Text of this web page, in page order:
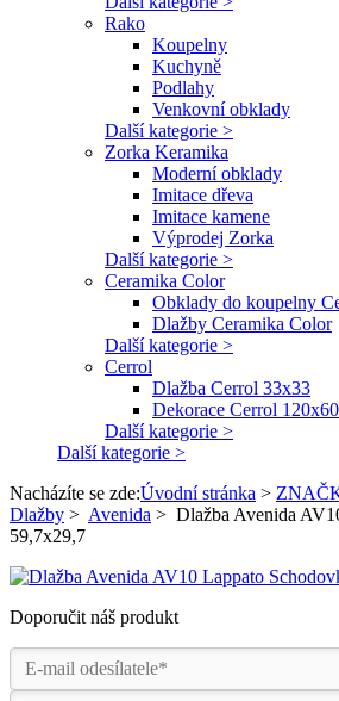
Rako
Koupelny
Kuchyně
Podlahy
Venkovní obklady
Další kategorie >
Zorka Keramika
Moderní obklady
Imitace dřeva
Imitace kamene
Výprodej Zorka
Další kategorie >
Ceramika Color
Obklady do koupelny
Dlažby Ceramika Color
Další kategorie >
Cerrol
Dlažba Cerrol 33x33
Dekorace Cerrol 120x60
Další kategorie >
Další kategorie >
Nacházíte se zde:Úvodní stránka >
Dlažby > Avenida > Dlažba Avenida
59,7x29,7
Doporučit náš produkt